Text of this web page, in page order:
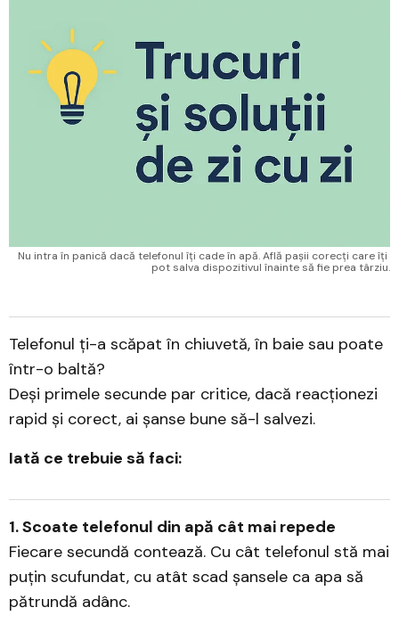
Nu intra în panică dacă telefonul îți cade în apă. Află pașii corecți care îți
pot salva dispozitivul înainte să fie prea târziu.
Telefonul ți-a scăpat în chiuvetă, în baie sau poate
într-o baltă?
Deși primele secunde par critice, dacă reacționezi
rapid și corect, ai șanse bune să-l salvezi.
Iată ce trebuie să faci:
1. Scoate telefonul din apă cât mai repede
Fiecare secundă contează. Cu cât telefonul stă mai
puțin scufundat, cu atât scad șansele ca apa să
pătrundă adânc.